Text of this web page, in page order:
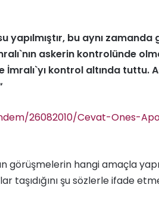
yapılmıştır, bu aynı
askerin kontrolünde
İmralı`yı kontrol altında tuttu.
26082010/Cevat-Ones-
hangi amaçla
taşıdığını şu sözlerle ifade